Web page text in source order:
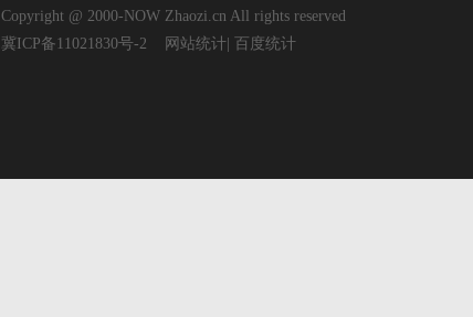
Copyright @ 2000-NOW Zhaozi.cn All rights reserved
冀ICP备11021830号-2
网站统计 百度统计